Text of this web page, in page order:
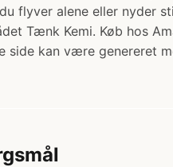
flyver alene eller nyder
Tænk Kemi. Køb hos
side kan være genereret